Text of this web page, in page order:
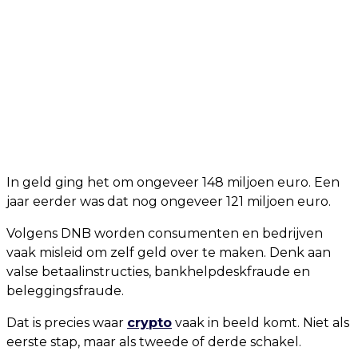
In geld ging het om ongeveer 148 miljoen euro. Een
jaar eerder was dat nog ongeveer 121 miljoen euro.
Volgens DNB worden consumenten en bedrijven
vaak misleid om zelf geld over te maken. Denk aan
valse betaalinstructies, bankhelpdeskfraude en
beleggingsfraude.
Dat is precies waar crypto vaak in beeld komt. Niet als
eerste stap, maar als tweede of derde schakel.